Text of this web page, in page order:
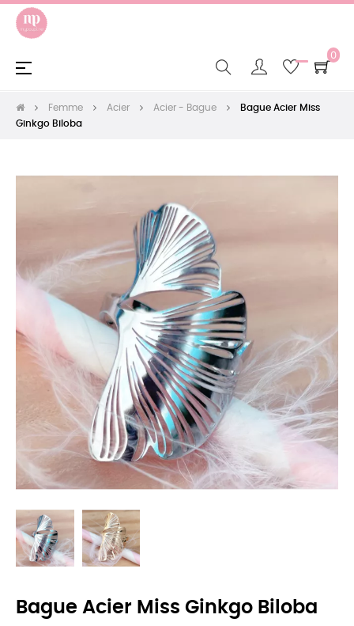
0
Basculer
☰
Femme Acier Acier - Bague
Bague Acier Miss
Ginkgo Biloba
Bague Acier Miss Ginkgo Biloba